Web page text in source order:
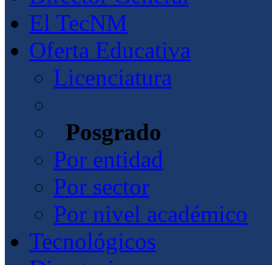
El TecNM
Oferta Educativa
Licenciatura
Posgrado
Por entidad
Por sector
Por nivel académico
Tecnológicos